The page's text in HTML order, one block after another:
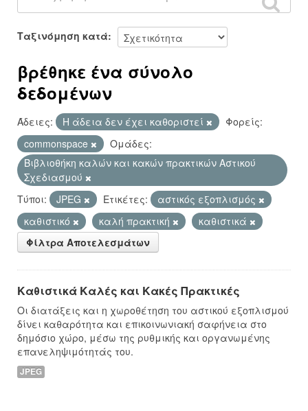
Σχετικά
Ταξινόμηση κατά
βρέθηκε ένα σύνολο
δεδομένων
Άδειες: Η άδεια δεν έχει καθοριστεί
Φορείς:
commonspace
Ομάδες:
Βιβλιοθήκη καλών και κακών πρακτικών Αστικού
Σχεδιασμού
Τύποι:
JPEG Ετικέτες:
αστικός εξοπλισμός
καθιστικό
καλή πρακτική
καθιστικά
Φίλτρα Αποτελεσμάτων
Καθιστικά Καλές και Κακές Πρακτικές
Οι διατάξεις και η χωροθέτηση του αστικού εξοπλισμού
δίνει καθαρότητα και επικοινωνιακή σαφήνεια στο
δημόσιο χώρο, μέσω της ρυθμικής και οργανωμένης
επανεληψιμότητάς του.
JPEG